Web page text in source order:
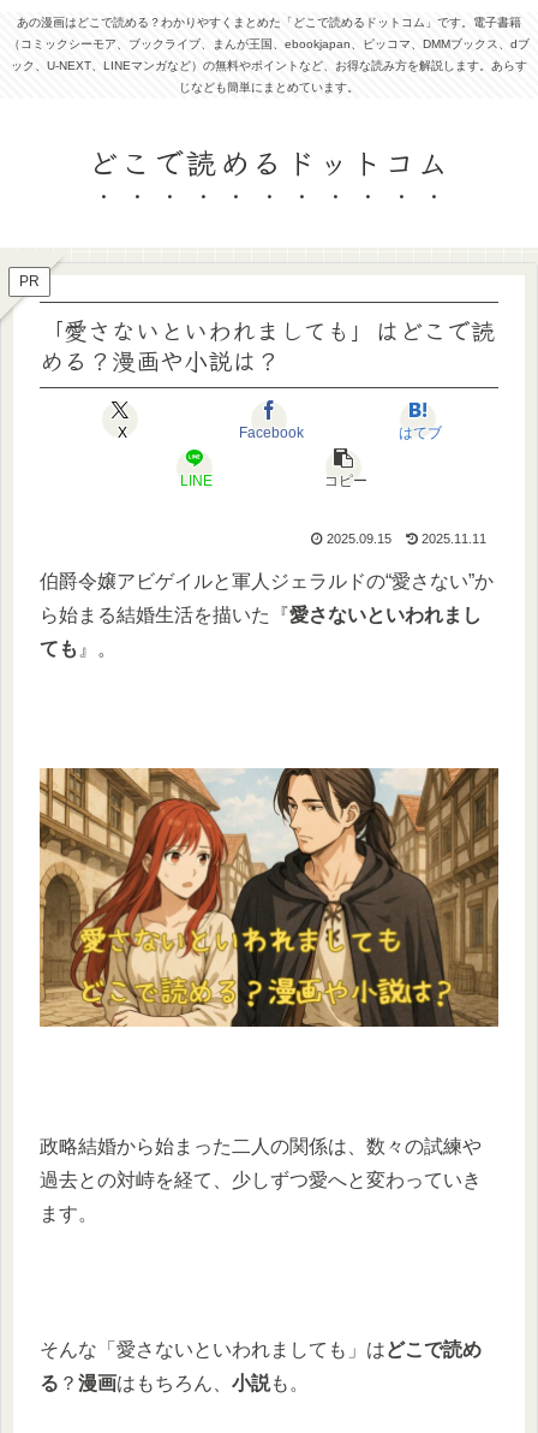
あの漫画はどこで読める？わかりやすくまとめた「どこで読めるドットコム」です。電子書籍
（コミックシーモア、ブックライブ、まんが王国、ebookjapan、ピッコマ、DMMブックス、dブ
ック、U-NEXT、LINEマンガなど）の無料やポイントなど、お得な読み方を解説します。あらす
じなども簡単にまとめています。
どこで読めるドットコム
PR
「愛さないといわれましても」はどこで読
める？漫画や小説は？
X Facebook はてブ
LINE コピー
2025.09.15 2025.11.11
伯爵令嬢アビゲイルと軍人ジェラルドの“愛さない”か
ら始まる結婚生活を描いた『愛さないといわれまし
ても 』。
政略結婚から始まった二人の関係は、数々の試練や
過去との対峙を経て、少しずつ愛へと変わっていき
ます。
そんな「愛さないといわれましても」はどこで読め
る ？ 漫画はもちろん、 小説も。